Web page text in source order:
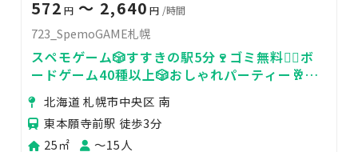
572 円 〜 2,640 円 /時間
723_SpemoGAME札幌
スペモゲーム🎲すすきの駅5分🍷ゴミ無料👌🏻ボ
ードゲーム40種以上🎲おしゃれパーティー🥂
723_SpemoGAME札幌
北海道 札幌市中央区 南
東本願寺前駅 徒歩3分
25㎡
〜15人